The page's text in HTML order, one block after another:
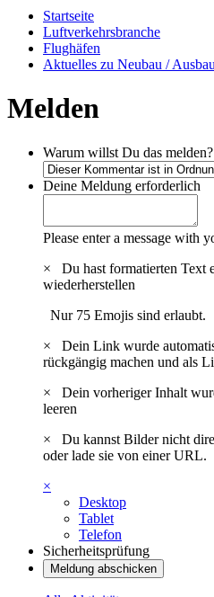
Startseite
Luftverkehrsbranche
Flughäfen
Aktuelles zu Neubau /
Melden
Warum willst Du das melden?
Deine Meldung erforderlich
Please enter a message with
×
Du hast formatierten Text
wiederherstellen
Nur 75 Emojis sind erlaubt.
×
Dein Link wurde
rückgängig machen und als
×
Dein vorheriger Inhalt
leeren
×
Du kannst Bilder nicht
oder lade sie von einer URL.
×
Desktop
Tablet
Telefon
Sicherheitsprüfung
Meldung abschicken